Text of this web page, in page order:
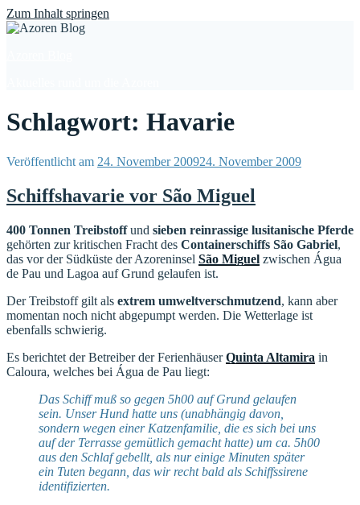
Zum Inhalt springen
Schlagwort: Havarie
Veröffentlicht am 24. November 200924. November 2009
Schiffshavarie vor São Miguel
400 Tonnen Treibstoffund sieben reinrassige lusitanische Pferde
gehörten zur kritischen Fracht des Containerschiffs São Gabriel,
das vor der Südküste der Azoreninsel São Miguel zwischen Água
de Pau und Lagoa auf Grund gelaufen ist.
Der Treibstoff gilt als extrem umweltverschmutzend, kann aber
momentan noch nicht abgepumpt werden. Die Wetterlage ist
ebenfalls schwierig.
Es berichtet der Betreiber der FerienhäuserQuinta Altamira in
Caloura, welches bei Água de Pau liegt:
Das Schiff muß so gegen 5h00 auf Grund gelaufen
sein. Unser Hund hatte uns (unabhängig davon,
sondern wegen einer Katzenfamilie, die es sich bei uns
auf der Terrasse gemütlich gemacht hatte) um ca. 5h00
aus den Schlaf gebellt, als nur einige Minuten später
ein Tuten begann, das wir recht bald als Schiffssirene
identifizierten.